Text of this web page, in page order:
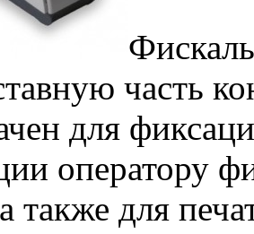
часть
для
оператору
также для